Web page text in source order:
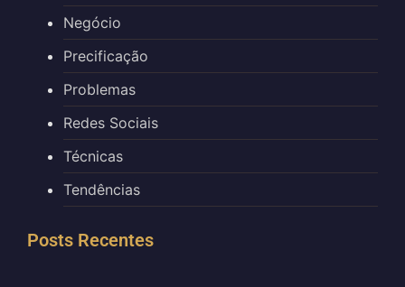
Negócio
Precificação
Problemas
Redes Sociais
Técnicas
Tendências
Posts Recentes